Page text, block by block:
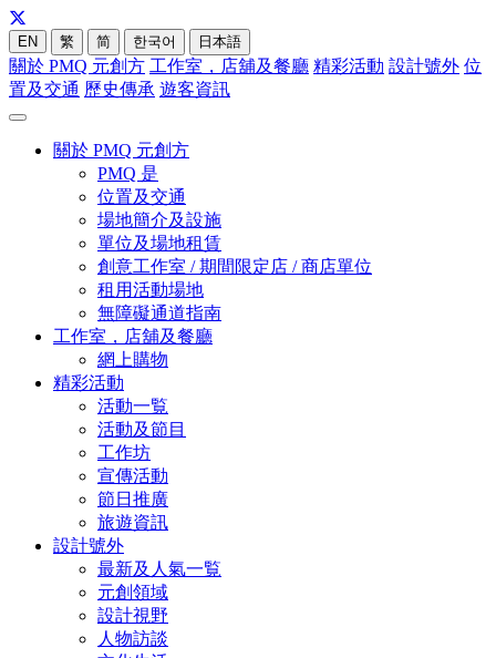
EN 繁 简 한국어 日本語
關於 PMQ 元創方 工作室，店舖及餐廳 精彩活動 設計號外 位
置及交通 歷史傳承 遊客資訊
關於 PMQ 元創方
PMQ 是
位置及交通
場地簡介及設施
單位及場地租賃
創意工作室 / 期間限定店 / 商店單位
租用活動場地
無障礙通道指南
工作室，店舖及餐廳
網上購物
精彩活動
活動一覧
活動及節目
工作坊
宣傳活動
節日推廣
旅遊資訊
設計號外
最新及人氣一覧
元創領域
設計視野
人物訪談